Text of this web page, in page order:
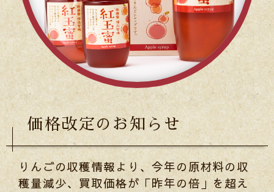
価格改定のお知らせ
りんごの収穫情報より、今年の原材料の収
穫量減少、買取価格が「昨年の倍」を超え